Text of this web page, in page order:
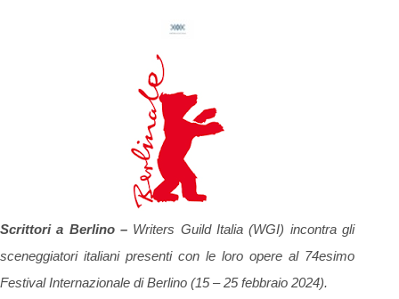
Scrittori a Berlino – Writers Guild Italia (WGI) incontra gli
sceneggiatori italiani presenti con le loro opere al 74esimo
Festival Internazionale di Berlino (15 – 25 febbraio 2024).